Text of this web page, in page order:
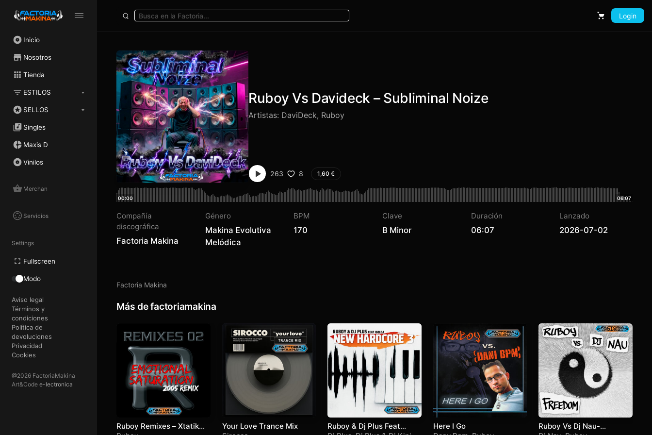
Carrito
Login
Inicio
Nosotros
Tienda
ESTILOS
SELLOS
Singles
Maxis D
Vinilos
Merchan
Servicios
Settings
Fullscreen
Modo
Aviso legal
Términos y
condiciones
Política de
devoluciones
Privacidad
Cookies
@2026 FactoriaMakina
Art&Code e-lectronica
Ruboy Vs Davideck – Subliminal Noize
Artistas: DaviDeck, Ruboy
263 8 1,60 €
00:00 06:07
Compañía
discográfica
Factoria Makina
Género
Makina Evolutiva
Melódica
BPM
170
Clave
B Minor
Duración
06:07
Lanzado
2026-07-02
Factoria Makina
Más de factoriamakina
Ruboy Remixes – Xtatik
Your Love Trance Mix
Ruboy & Dj Plus Feat
Here I Go
Ruboy Vs Dj Nau-